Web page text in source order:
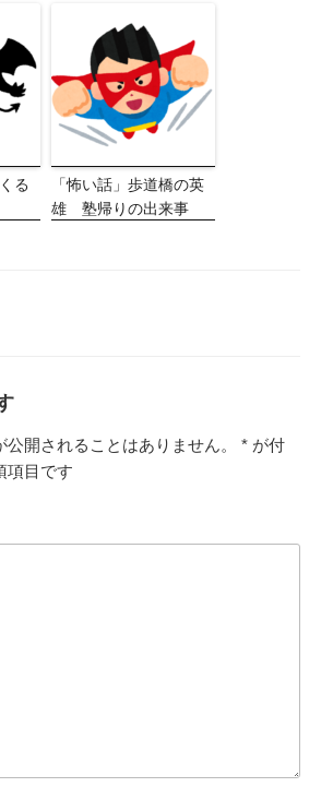
る
「怖い話」歩道橋の英
雄 塾帰りの出来事
公開されることはありません。 * が付
項目です